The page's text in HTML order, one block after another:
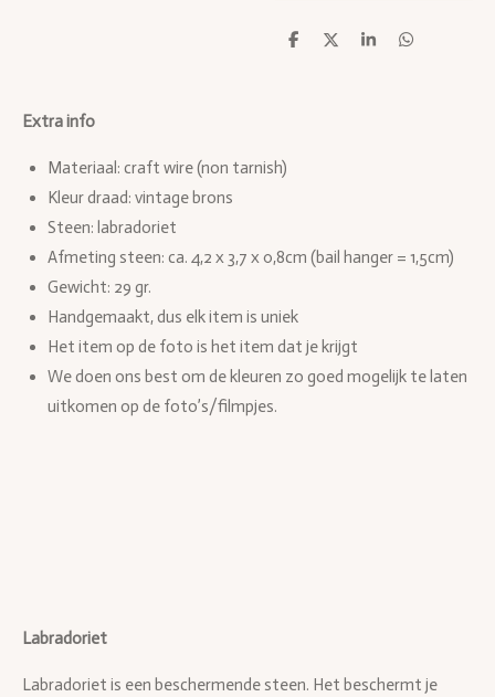
D
D
S
D
Extra info
Materiaal: craft wire (non tarnish)
Kleur draad: vintage brons
Steen: labradoriet
Afmeting steen: ca. 4,2 x 3,7 x 0,8cm (bail hanger = 1,5cm)
Gewicht: 29 gr.
Handgemaakt, dus elk item is uniek
Het item op de foto is het item dat je krijgt
We doen ons best om de kleuren zo goed mogelijk te laten
uitkomen op de foto’s/filmpjes.
Labradoriet
Labradoriet is een beschermende steen. Het beschermt je